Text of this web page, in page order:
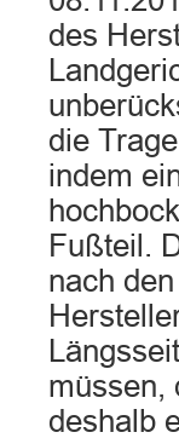
des
die
indem
Fußteil.
nach
müssen,
deshalb